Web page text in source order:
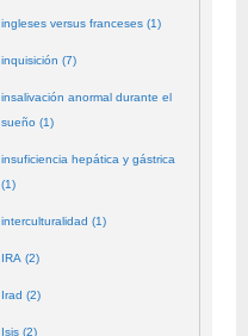
ingleses versus franceses (1)
inquisición (7)
insalivación anormal durante el
sueño (1)
insuficiencia hepática y gástrica
(1)
interculturalidad (1)
IRA (2)
Irad (2)
Isis (2)